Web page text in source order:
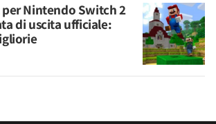
Nintendo Switch 2
di uscita ufficiale: